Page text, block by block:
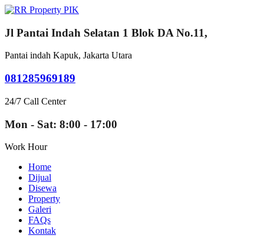
Jl Pantai Indah Selatan 1 Blok DA No.11,
Pantai indah Kapuk, Jakarta Utara
081285969189
24/7 Call Center
Mon - Sat: 8:00 - 17:00
Work Hour
Home
Dijual
Disewa
Property
Galeri
FAQs
Kontak